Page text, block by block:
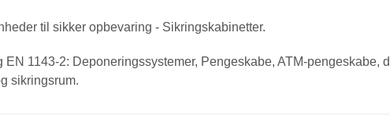
til sikker opbevaring - Sikringskabinetter.
EN 1143-2: Deponeringssystemer, Pengeskabe, ATM-pengeskabe,
sikringsrum.